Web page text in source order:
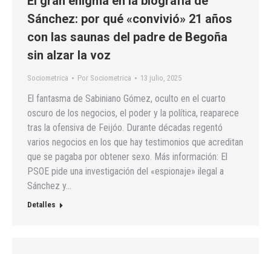
Sánchez: por qué «convivió» 21 años
con las saunas del padre de Begoña
sin alzar la voz
Sociometrica Por Sociometrica 13 julio, 2025
El fantasma de Sabiniano Gómez, oculto en el cuarto
oscuro de los negocios, el poder y la política, reaparece
tras la ofensiva de Feijóo. Durante décadas regentó
varios negocios en los que hay testimonios que acreditan
que se pagaba por obtener sexo. Más información: El
PSOE pide una investigación del «espionaje» ilegal a
Sánchez y…
Detalles